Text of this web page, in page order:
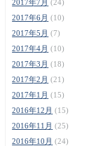
2017年7月 (24)
2017年6月 (10)
2017年5月 (7)
2017年4月 (10)
2017年3月 (18)
2017年2月 (21)
2017年1月 (15)
2016年12月 (15)
2016年11月 (25)
2016年10月 (24)